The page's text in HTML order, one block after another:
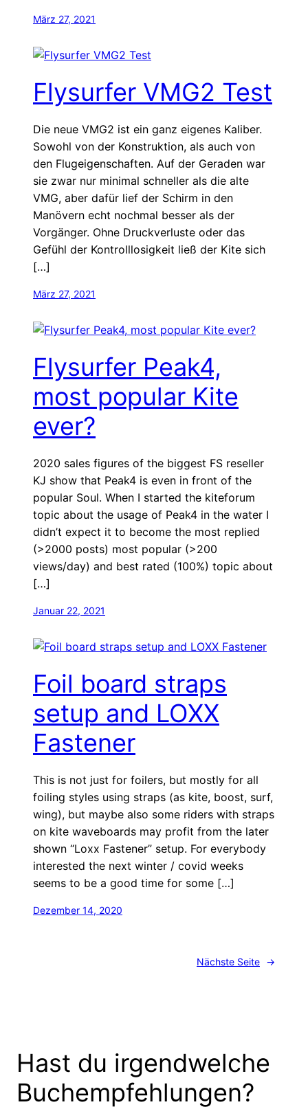
März 27, 2021
Flysurfer VMG2 Test
Die neue VMG2 ist ein ganz eigenes Kaliber.
Sowohl von der Konstruktion, als auch von
den Flugeigenschaften. Auf der Geraden war
sie zwar nur minimal schneller als die alte
VMG, aber dafür lief der Schirm in den
Manövern echt nochmal besser als der
Vorgänger. Ohne Druckverluste oder das
Gefühl der Kontrolllosigkeit ließ der Kite sich
[…]
März 27, 2021
Flysurfer Peak4,
most popular Kite
ever?
2020 sales figures of the biggest FS reseller
KJ show that Peak4 is even in front of the
popular Soul. When I started the kiteforum
topic about the usage of Peak4 in the water I
didn’t expect it to become the most replied
(>2000 posts) most popular (>200
views/day) and best rated (100%) topic about
[…]
Januar 22, 2021
Foil board straps
setup and LOXX
Fastener
This is not just for foilers, but mostly for all
foiling styles using straps (as kite, boost, surf,
wing), but maybe also some riders with straps
on kite waveboards may profit from the later
shown “Loxx Fastener” setup. For everybody
interested the next winter / covid weeks
seems to be a good time for some […]
Dezember 14, 2020
Nächste Seite →
Hast du irgendwelche
Buchempfehlungen?